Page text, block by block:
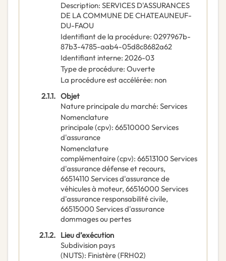
Description: SERVICES D'ASSURANCES
DE LA COMMUNE DE CHATEAUNEUF-
DU-FAOU
Identifiant de la procédure: 0297967b-
87b3-4785-aab4-05d8c8682a62
Identifiant interne: 2026-03
Type de procédure: Ouverte
La procédure est accélérée: non
2.1.1. Objet
Nature principale du marché: Services
Nomenclature
principale(cpv): 66510000 Services
d'assurance
Nomenclature
complémentaire(cpv): 66513100 Services
d'assurance défense et recours,
66514110 Services d'assurance de
véhicules à moteur, 66516000 Services
d'assurance responsabilité civile,
66515000 Services d'assurance
dommages ou pertes
2.1.2. Lieu d’exécution
Subdivision pays
(NUTS): Finistère(FRH02)